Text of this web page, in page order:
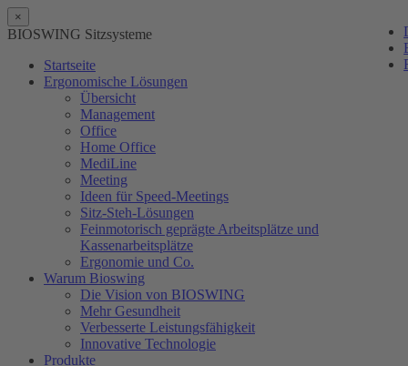
×
BIOSWING Sitzsysteme
Startseite
Ergonomische Lösungen
Übersicht
Management
Office
Home Office
MediLine
Meeting
Ideen für Speed-Meetings
Sitz-Steh-Lösungen
Feinmotorisch geprägte Arbeitsplätze und
Kassenarbeitsplätze
Ergonomie und Co.
Warum Bioswing
Die Vision von BIOSWING
Mehr Gesundheit
Verbesserte Leistungsfähigkeit
Innovative Technologie
Produkte